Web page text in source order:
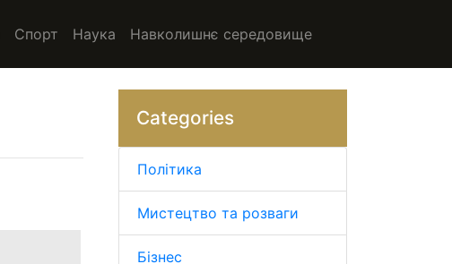
Спорт Наука Навколишнє середовище
Categories
Політика
Мистецтво та розваги
Бізнес